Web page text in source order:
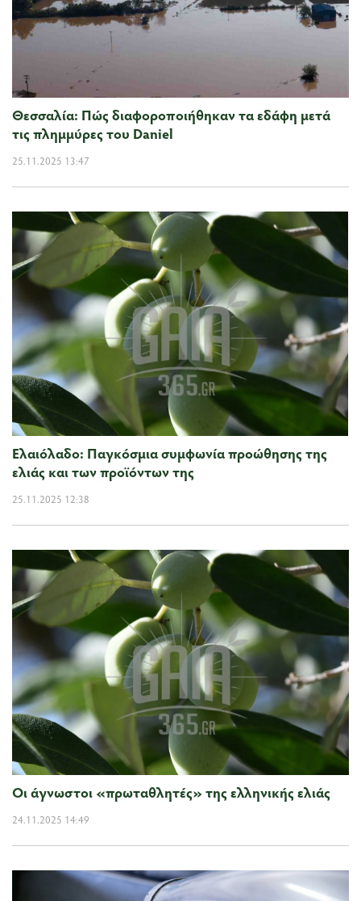
Θεσσαλία: Πώς διαφοροποιήθηκαν τα εδάφη μετά
τις πλημμύρες του Daniel
25.11.2025 13:47
Ελαιόλαδο: Παγκόσμια συμφωνία προώθησης της
ελιάς και των προϊόντων της
25.11.2025 12:38
Οι άγνωστοι «πρωταθλητές» της ελληνικής ελιάς
24.11.2025 14:49